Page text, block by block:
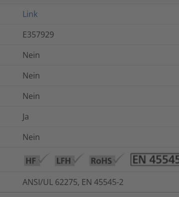
Link
E357929
Nein
Nein
Nein
Ja
Nein
ANSI/UL 62275, EN 45545-2